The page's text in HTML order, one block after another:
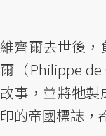
維齊爾去世後，
爾（Philippe
故事，並將牠
印的帝國標誌，